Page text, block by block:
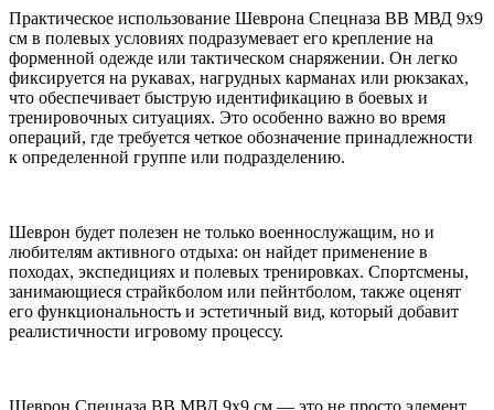
Практическое использование Шеврона Спецназа ВВ МВД 9x9
см в полевых условиях подразумевает его крепление на
форменной одежде или тактическом снаряжении. Он легко
фиксируется на рукавах, нагрудных карманах или рюкзаках,
что обеспечивает быструю идентификацию в боевых и
тренировочных ситуациях. Это особенно важно во время
операций, где требуется четкое обозначение принадлежности
к определенной группе или подразделению.
Шеврон будет полезен не только военнослужащим, но и
любителям активного отдыха: он найдет применение в
походах, экспедициях и полевых тренировках. Спортсмены,
занимающиеся страйкболом или пейнтболом, также оценят
его функциональность и эстетичный вид, который добавит
реалистичности игровому процессу.
Шеврон Спецназа ВВ МВД 9x9 см — это не просто элемент